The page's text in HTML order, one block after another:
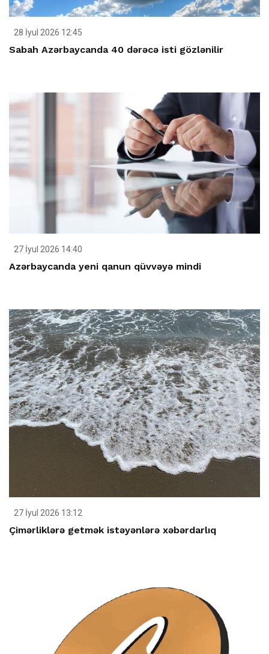
28 İyul 2026 12:45
Sabah Azərbaycanda 40 dərəcə isti gözlənilir
27 İyul 2026 14:40
Azərbaycanda yeni qanun qüvvəyə mindi
27 İyul 2026 13:12
Çimərliklərə getmək istəyənlərə xəbərdarlıq